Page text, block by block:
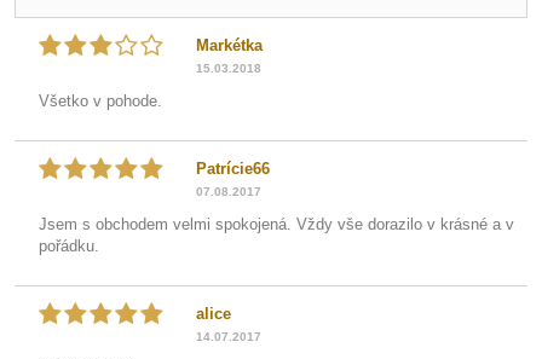
Markétka
15.03.2018
Všetko v pohode.
Patrície66
07.08.2017
Jsem s obchodem velmi spokojená. Vždy vše dorazilo v krásné a v
pořádku.
alice
14.07.2017